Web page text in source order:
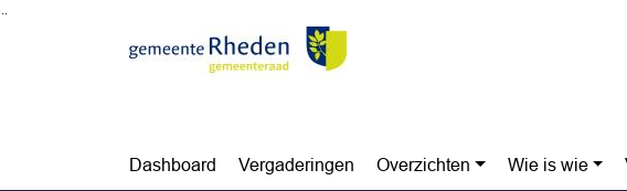
Dashboard Vergaderingen Overzichten Wie is wie